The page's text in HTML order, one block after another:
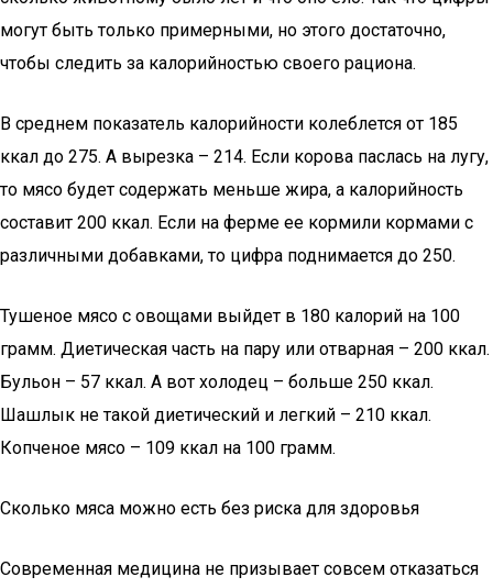
могут быть только примерными, но этого достаточно,
чтобы следить за калорийностью своего рациона.
В среднем показатель калорийности колеблется от 185
ккал до 275. А вырезка – 214. Если корова паслась на лугу,
то мясо будет содержать меньше жира, а калорийность
составит 200 ккал. Если на ферме ее кормили кормами с
различными добавками, то цифра поднимается до 250.
Тушеное мясо с овощами выйдет в 180 калорий на 100
грамм. Диетическая часть на пару или отварная – 200 ккал.
Бульон – 57 ккал. А вот холодец – больше 250 ккал.
Шашлык не такой диетический и легкий – 210 ккал.
Копченое мясо – 109 ккал на 100 грамм.
Сколько мяса можно есть без риска для здоровья
Современная медицина не призывает совсем отказаться